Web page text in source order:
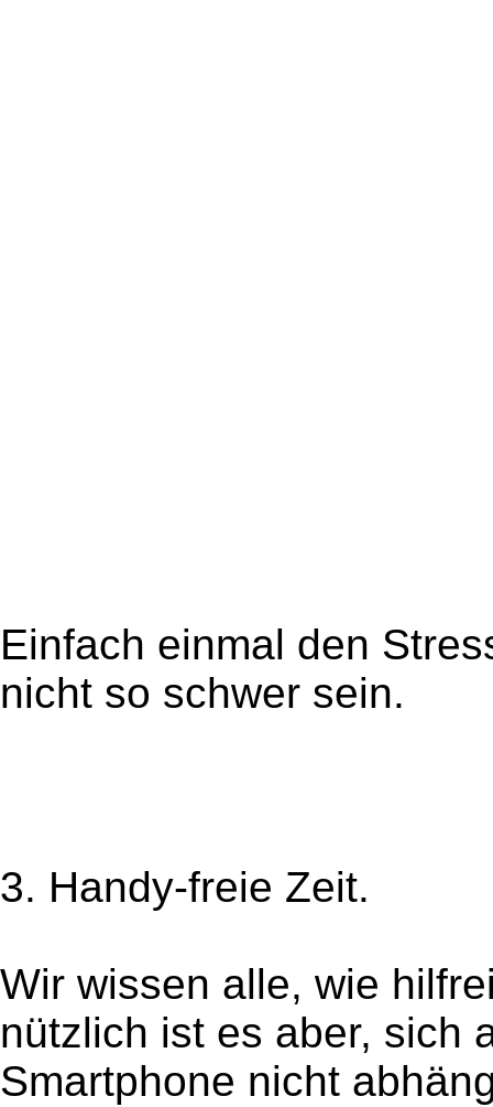
Einfach einmal den
nicht so schwer sein.
3. Handy-freie Zeit.
Wir wissen alle, wie
nützlich ist es aber, sich
Smartphone nicht